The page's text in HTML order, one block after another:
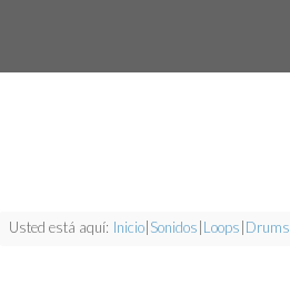
Usted está aquí: Inicio Sonidos Loops Drums